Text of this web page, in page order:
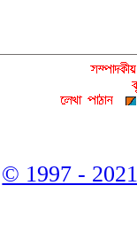
© 1997 -